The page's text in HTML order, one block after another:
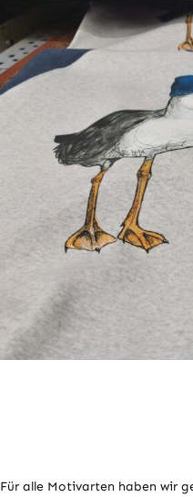
Für alle Motivarten haben wir